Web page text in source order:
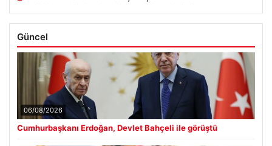
Güncel
06/08/2026
Cumhurbaşkanı Erdoğan, Devlet Bahçeli ile görüştü